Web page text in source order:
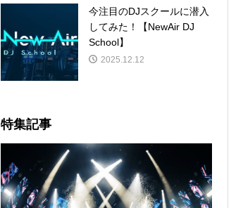
今注目のDJスクールに潜入
してみた！【NewAir DJ
School】
2025.12.12
特集記事